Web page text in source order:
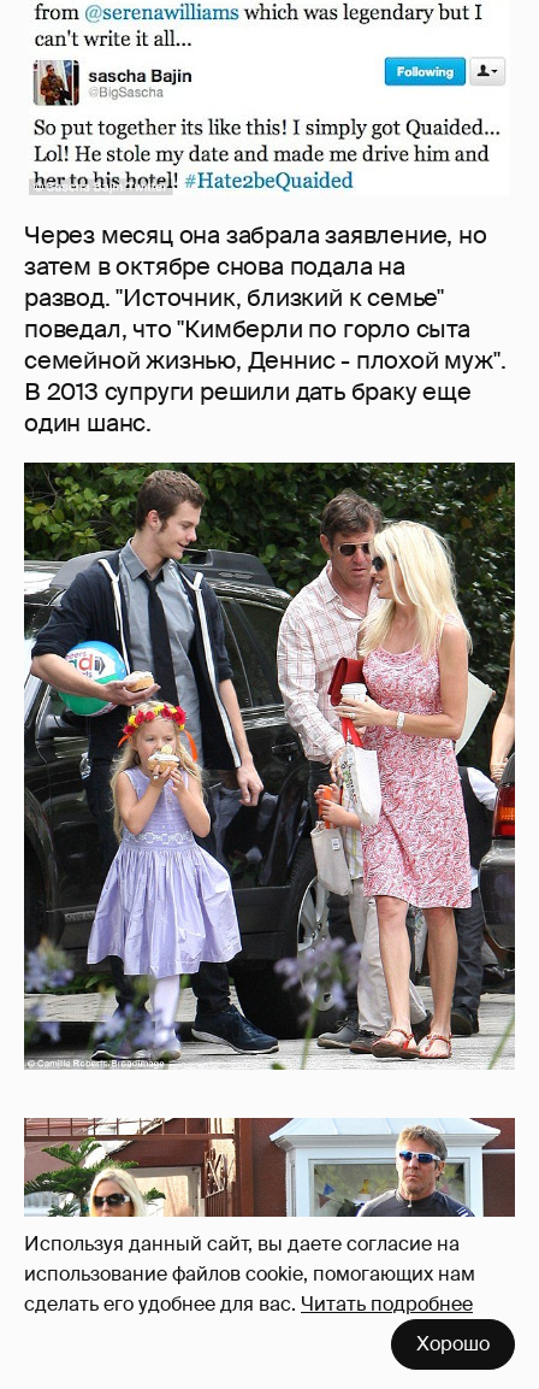
Используя данный сайт, вы даете согласие на
использование файлов cookie, помогающих нам
сделать его удобнее для вас. Читать подробнее
Хорошо
Через месяц она забрала заявление, но
затем в октябре снова подала на
развод. "Источник, близкий к семье"
поведал, что "Кимберли по горло сыта
семейной жизнью, Деннис - плохой муж".
В 2013 супруги решили дать браку еще
один шанс.